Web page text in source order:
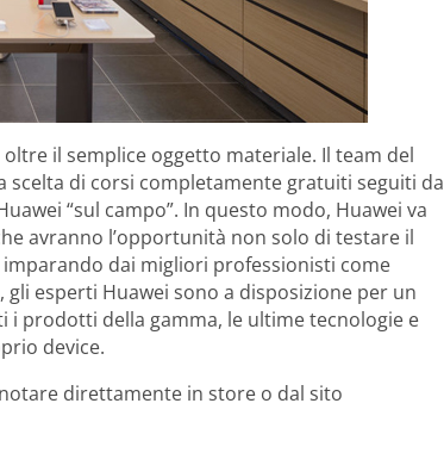
il semplice oggetto materiale. Il team del
scelta di corsi completamente gratuiti seguiti da
“sul campo”. In questo modo, Huawei va
avranno l’opportunità non solo di testare il
dai migliori professionisti come
esperti Huawei sono a disposizione per un
prodotti della gamma, le ultime tecnologie e
device.
direttamente in store o dal sito